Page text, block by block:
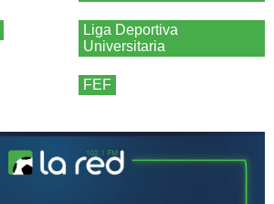
Liga Deportiva
Universitaria
FEF